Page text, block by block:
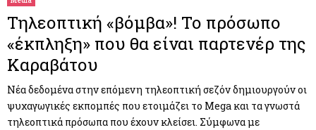
Τηλεοπτική «βόμβα»! Το πρόσωπο
«έκπληξη» που θα είναι παρτενέρ της
Καραβάτου
Νέα δεδομένα στην επόμενη τηλεοπτική σεζόν δημιουργούν οι
ψυχαγωγικές εκπομπές που ετοιμάζει το Mega και τα γνωστά
τηλεοπτικά πρόσωπα που έχουν κλείσει. Σύμφωνα με